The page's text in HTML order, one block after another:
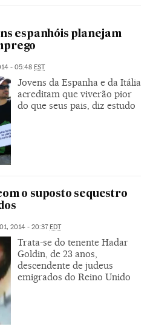
espanhóis planejam
- 05:48 EST
Jovens da Espanha e da Itália
acreditam que viverão pior
do que seus pais, diz estudo
o suposto sequestro
2014 - 20:37EDT
Trata-se do tenente Hadar
Goldin, de 23 anos,
descendente de judeus
emigrados do Reino Unido